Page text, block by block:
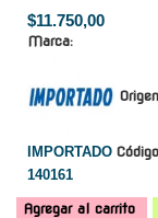
$11.750,00
Marca:
IMPORTADO
140161
Agregar al carrito